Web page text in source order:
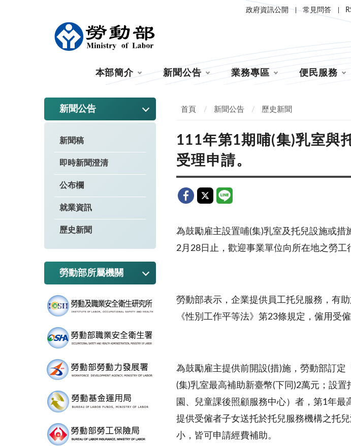
政府資訊公開 常見問答
本部簡介 新聞公告 業務專區 便民服務
新聞公告
新聞稿
即時新聞澄清
公布欄
就業資訊
歷史新聞
勞動部所屬機關
首頁 新聞公告 歷史新聞
111年第1期哺(集)乳室與
受理申請。
為鼓勵雇主設置哺(集)乳室及托兒設施或
2月28日止，歡迎事業單位向所在地之勞工
勞動部表示，企業提供員工托兒服務，有
《性別工作平等法》第23條規定，僱用受
為鼓勵雇主提供前開設(措)施，勞動部訂
(集)乳室最高補助新臺幣(下同)2萬元；設
園、兒童課後照顧服務中心）者，第1年
提供受僱者子女送托於托兒服務機構之托
小，皆可申請經費補助。